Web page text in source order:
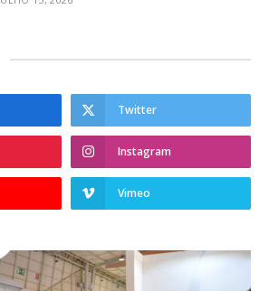
Twitter
Instagram
Vimeo